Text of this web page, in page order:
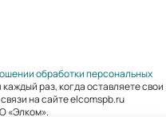
обработки персональных
раз, когда оставляете свои
на сайте elcomspb.ru
«Элком».